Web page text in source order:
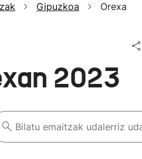
Gipuzkoa Orexa
2023